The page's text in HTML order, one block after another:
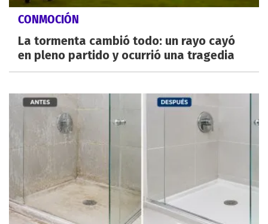
CONMOCIÓN
La tormenta cambió todo: un rayo cayó
en pleno partido y ocurrió una tragedia